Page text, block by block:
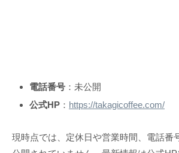
電話番号 ：未公開
公式HP ： https://takagicoffee.com/
現時点では、定休日や営業時間、電話番